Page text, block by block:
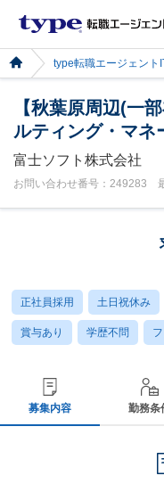
type転職エージェント
【秋葉原周辺(一
ルティング・マネ
富士ソフト株式会社
お問い合わせ番号：249283
正社員採用 土日祝休み
賞与あり 学歴不問
募集内容 勤務条